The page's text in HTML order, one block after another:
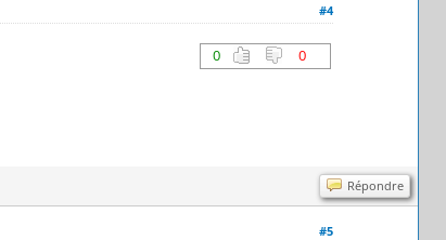
#4
0 0
Répondre
#5